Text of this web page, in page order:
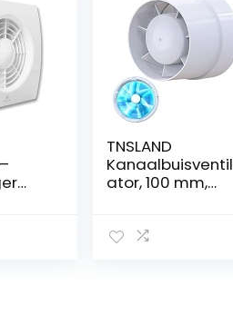
TNSLAND
Kanaalbuisventil
ator, 100 mm,
107 m³/h, hoge